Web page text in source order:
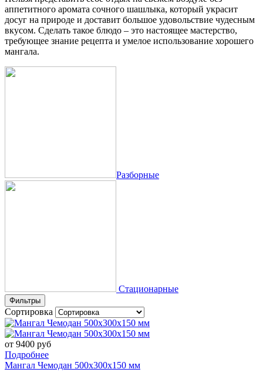
аппетитного аромата сочного шашлыка, который украсит
досуг на природе и доставит большое удовольствие чудесным
вкусом. Сделать такое блюдо – это настоящее мастерство,
требующее знание рецепта и умелое использование хорошего
мангала.
Разборные
Стационарные
Фильтры
Сортировка
от 9400 руб
Подробнее
Мангал Чемодан 500х300х150 мм